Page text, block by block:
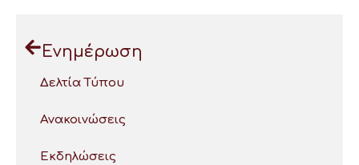
Ενημέρωση
Δελτία Τύπου
Ανακοινώσεις
Εκδηλώσεις